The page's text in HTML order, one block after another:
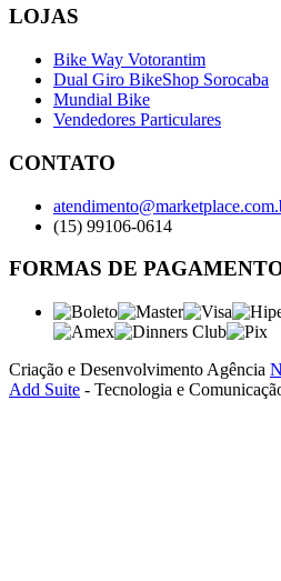
LOJAS
Bike Way Votorantim
Dual Giro BikeShop Sorocaba
Mundial Bike
Vendedores Particulares
CONTATO
(15) 99106-0614
FORMAS DE
Criação e Desenvolvimento Agência
Add Suite - Tecnologia e